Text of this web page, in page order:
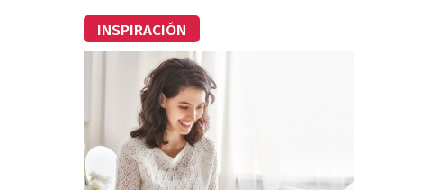
INSPIRACIÓN